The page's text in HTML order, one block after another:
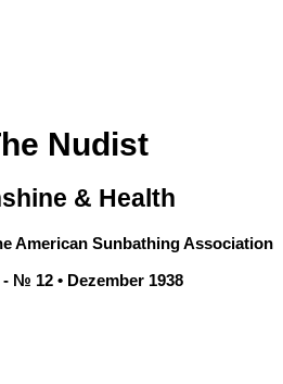
Nudist
& Health
American Sunbathing Association
- № 12 • Dezember 1938